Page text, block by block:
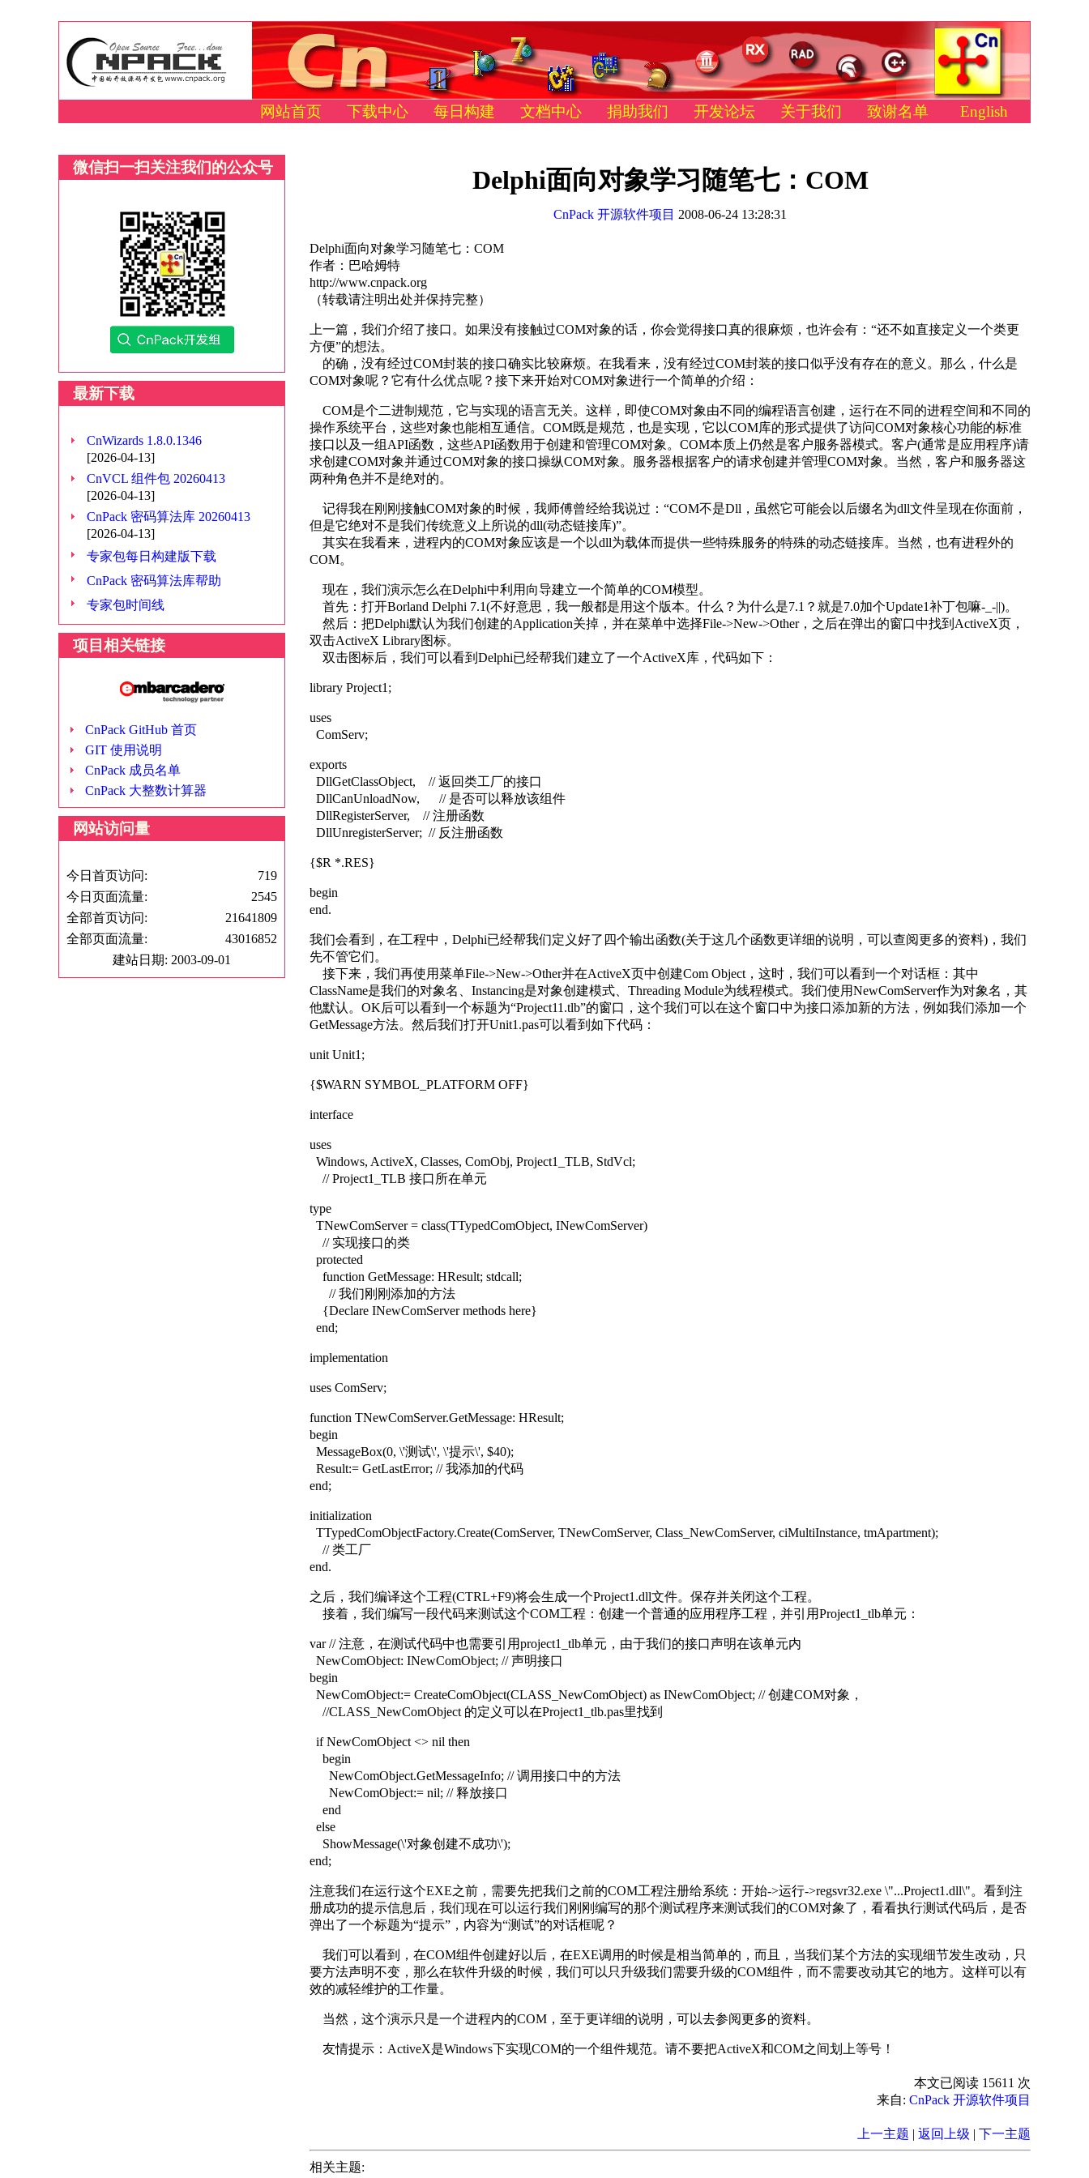
网站首页 下载中心 每日构建 文档中心 捐助我们 开发论坛 关于我们 致谢名单 English
微信扫一扫关注我们的公众号
最新下载
CnWizards 1.8.0.1346
[2026-04-13]
CnVCL 组件包 20260413
[2026-04-13]
CnPack 密码算法库 20260413
[2026-04-13]
专家包每日构建版下载
CnPack 密码算法库帮助
专家包时间线
项目相关链接
CnPack GitHub 首页
GIT 使用说明
CnPack 成员名单
CnPack 大整数计算器
网站访问量
今日首页访问:
719
今日页面流量:
2545
全部首页访问:
21641809
全部页面流量:
43016852
建站日期: 2003-09-01
Delphi面向对象学习随笔七：COM
CnPack 开源软件项目 2008-06-24 13:28:31
Delphi面向对象学习随笔七：COM
作者：巴哈姆特
http://www.cnpack.org
（转载请注明出处并保持完整）
上一篇，我们介绍了接口。如果没有接触过COM对象的话，你会觉得接口真的很麻烦，也许会有：“还不如直接定义一个类更
方便”的想法。
的确，没有经过COM封装的接口确实比较麻烦。在我看来，没有经过COM封装的接口似乎没有存在的意义。那么，什么是
COM对象呢？它有什么优点呢？接下来开始对COM对象进行一个简单的介绍：
COM是个二进制规范，它与实现的语言无关。这样，即使COM对象由不同的编程语言创建，运行在不同的进程空间和不同的
操作系统平台，这些对象也能相互通信。COM既是规范，也是实现，它以COM库的形式提供了访问COM对象核心功能的标准
接口以及一组API函数，这些API函数用于创建和管理COM对象。COM本质上仍然是客户服务器模式。客户(通常是应用程序)请
求创建COM对象并通过COM对象的接口操纵COM对象。服务器根据客户的请求创建并管理COM对象。当然，客户和服务器这
两种角色并不是绝对的。
记得我在刚刚接触COM对象的时候，我师傅曾经给我说过：“COM不是Dll，虽然它可能会以后缀名为dll文件呈现在你面前，
但是它绝对不是我们传统意义上所说的dll(动态链接库)”。
其实在我看来，进程内的COM对象应该是一个以dll为载体而提供一些特殊服务的特殊的动态链接库。当然，也有进程外的
COM。
现在，我们演示怎么在Delphi中利用向导建立一个简单的COM模型。
首先：打开Borland Delphi 7.1(不好意思，我一般都是用这个版本。什么？为什么是7.1？就是7.0加个Update1补丁包嘛-_-||)。
然后：把Delphi默认为我们创建的Application关掉，并在菜单中选择File->New->Other，之后在弹出的窗口中找到ActiveX页，
双击ActiveX Library图标。
双击图标后，我们可以看到Delphi已经帮我们建立了一个ActiveX库，代码如下：
library Project1;
uses
ComServ;
exports
DllGetClassObject, // 返回类工厂的接口
DllCanUnloadNow, // 是否可以释放该组件
DllRegisterServer, // 注册函数
DllUnregisterServer; // 反注册函数
{$R *.RES}
begin
end.
我们会看到，在工程中，Delphi已经帮我们定义好了四个输出函数(关于这几个函数更详细的说明，可以查阅更多的资料)，我们
先不管它们。
接下来，我们再使用菜单File->New->Other并在ActiveX页中创建Com Object，这时，我们可以看到一个对话框：其中
ClassName是我们的对象名、Instancing是对象创建模式、Threading Module为线程模式。我们使用NewComServer作为对象名，其
他默认。OK后可以看到一个标题为“Project11.tlb”的窗口，这个我们可以在这个窗口中为接口添加新的方法，例如我们添加一个
GetMessage方法。然后我们打开Unit1.pas可以看到如下代码：
unit Unit1;
{$WARN SYMBOL_PLATFORM OFF}
interface
uses
Windows, ActiveX, Classes, ComObj, Project1_TLB, StdVcl;
// Project1_TLB 接口所在单元
type
TNewComServer = class(TTypedComObject, INewComServer)
// 实现接口的类
protected
function GetMessage: HResult; stdcall;
// 我们刚刚添加的方法
{Declare INewComServer methods here}
end;
implementation
uses ComServ;
function TNewComServer.GetMessage: HResult;
begin
MessageBox(0, \'测试\', \'提示\', $40);
Result:= GetLastError; // 我添加的代码
end;
initialization
TTypedComObjectFactory.Create(ComServer, TNewComServer, Class_NewComServer, ciMultiInstance, tmApartment);
// 类工厂
end.
之后，我们编译这个工程(CTRL+F9)将会生成一个Project1.dll文件。保存并关闭这个工程。
接着，我们编写一段代码来测试这个COM工程：创建一个普通的应用程序工程，并引用Project1_tlb单元：
var // 注意，在测试代码中也需要引用project1_tlb单元，由于我们的接口声明在该单元内
NewComObject: INewComObject; // 声明接口
begin
NewComObject:= CreateComObject(CLASS_NewComObject) as INewComObject; // 创建COM对象，
//CLASS_NewComObject 的定义可以在Project1_tlb.pas里找到
if NewComObject <> nil then
begin
NewComObject.GetMessageInfo; // 调用接口中的方法
NewComObject:= nil; // 释放接口
end
else
ShowMessage(\'对象创建不成功\');
end;
注意我们在运行这个EXE之前，需要先把我们之前的COM工程注册给系统：开始->运行->regsvr32.exe \"...Project1.dll\"。看到注
册成功的提示信息后，我们现在可以运行我们刚刚编写的那个测试程序来测试我们的COM对象了，看看执行测试代码后，是否
弹出了一个标题为“提示”，内容为“测试”的对话框呢？
我们可以看到，在COM组件创建好以后，在EXE调用的时候是相当简单的，而且，当我们某个方法的实现细节发生改动，只
要方法声明不变，那么在软件升级的时候，我们可以只升级我们需要升级的COM组件，而不需要改动其它的地方。这样可以有
效的减轻维护的工作量。
当然，这个演示只是一个进程内的COM，至于更详细的说明，可以去参阅更多的资料。
友情提示：ActiveX是Windows下实现COM的一个组件规范。请不要把ActiveX和COM之间划上等号！
本文已阅读 15611 次
来自: CnPack 开源软件项目
上一主题 | 返回上级 | 下一主题
相关主题: